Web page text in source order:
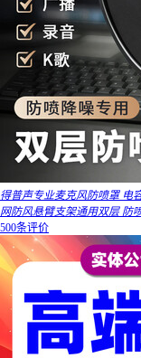
得普声专业麦克风防喷罩 电
网防风悬臂支架通用双层 防
500条评价